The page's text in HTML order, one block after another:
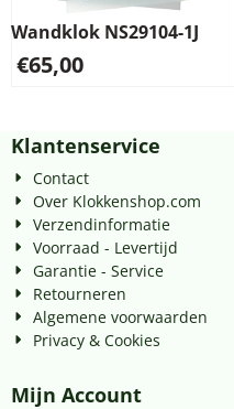
Wandklok NS29104-1J
€65,00
Klantenservice
Contact
Over Klokkenshop.com
Verzendinformatie
Voorraad - Levertijd
Garantie - Service
Retourneren
Algemene voorwaarden
Privacy & Cookies
Mijn Account